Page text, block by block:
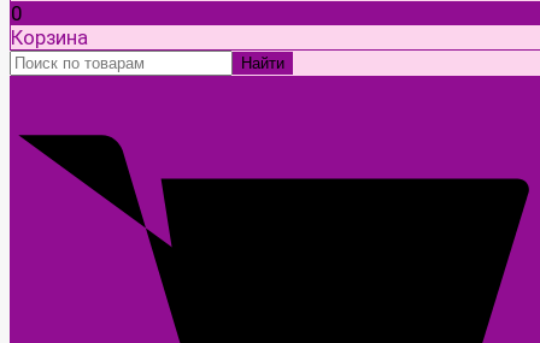
0
Корзина
Найти